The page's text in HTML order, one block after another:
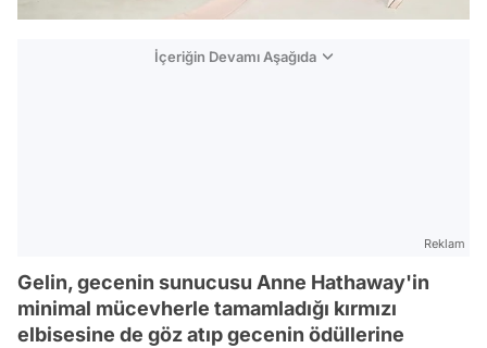
İçeriğin Devamı Aşağıda
Reklam
Gelin, gecenin sunucusu Anne Hathaway'in
minimal mücevherle tamamladığı kırmızı
elbisesine de göz atıp gecenin ödüllerine